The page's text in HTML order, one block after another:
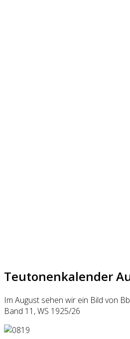
Teutonenkalender
Im August sehen wir ein Bild von
Band 11, WS 1925/26